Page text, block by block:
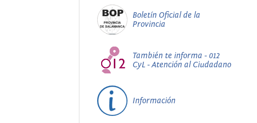
Boletín Oficial de la
Provincia
También te informa - 012
CyL - Atención al Ciudadano
Información